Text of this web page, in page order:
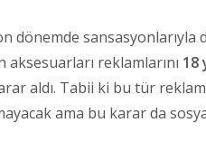
dönemde sansasyonlarıyla
aksesuarları reklamlarını 18
aldı. Tabii ki bu tür
ama bu karar da